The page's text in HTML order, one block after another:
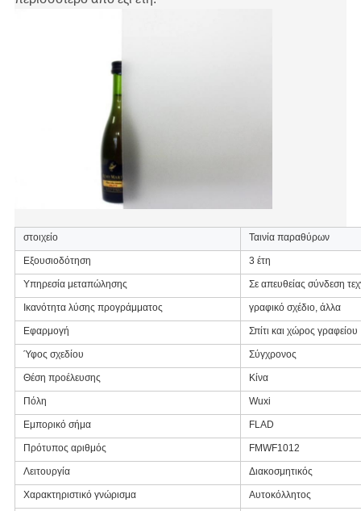
στοιχείο Ταινία παραθύρων
Εξουσιοδότηση 3 έτη
Υπηρεσία μεταπώλησης Σε απευθείας σύνδεση
Ικανότητα λύσης προγράμματος γραφικό σχέδιο, άλλα
Εφαρμογή Σπίτι και χώρος γραφείου
Ύφος σχεδίου Σύγχρονος
Θέση προέλευσης Κίνα
Πόλη Wuxi
Εμπορικό σήμα FLAD
Πρότυπος αριθμός FMWF1012
Λειτουργία Διακοσμητικός
Χαρακτηριστικό γνώρισμα Αυτοκόλλητος